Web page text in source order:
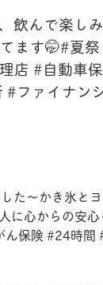
飲んで楽し
ます🤭#夏
店 #自動車
ファイナン
た〜️かき氷と
に心からの安心
ん保険 #24時